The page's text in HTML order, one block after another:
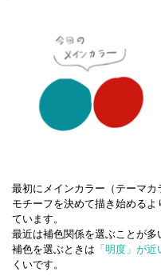
最初にメインカラー（テーマカ
モチーフを決めて描き始める
ています。
最近は補色関係を選ぶことが多
補色を選ぶときは 「明度」が
くいです。